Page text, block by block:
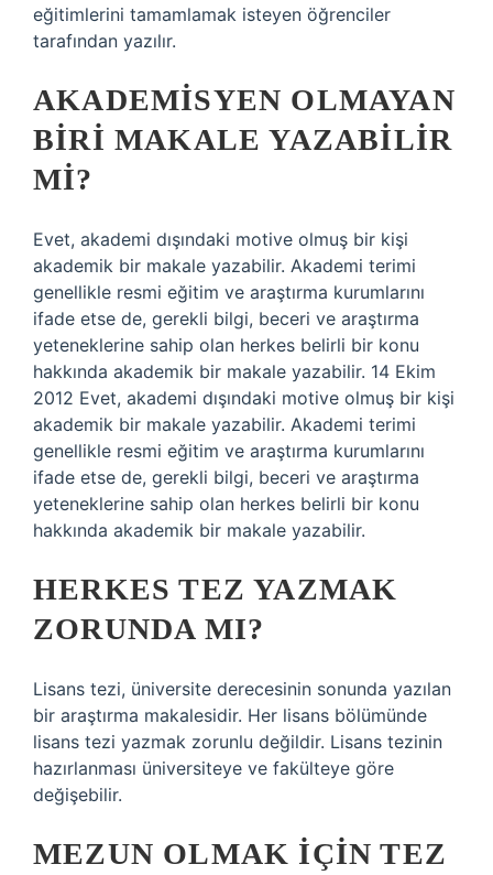
eğitimlerini tamamlamak isteyen öğrenciler
tarafından yazılır.
AKADEMISYEN OLMAYAN
BIRI MAKALE YAZABILIR
MI?
Evet, akademi dışındaki motive olmuş bir kişi
akademik bir makale yazabilir. Akademi terimi
genellikle resmi eğitim ve araştırma kurumlarını
ifade etse de, gerekli bilgi, beceri ve araştırma
yeteneklerine sahip olan herkes belirli bir konu
hakkında akademik bir makale yazabilir. 14 Ekim
2012 Evet, akademi dışındaki motive olmuş bir kişi
akademik bir makale yazabilir. Akademi terimi
genellikle resmi eğitim ve araştırma kurumlarını
ifade etse de, gerekli bilgi, beceri ve araştırma
yeteneklerine sahip olan herkes belirli bir konu
hakkında akademik bir makale yazabilir.
HERKES TEZ YAZMAK
ZORUNDA MI?
Lisans tezi, üniversite derecesinin sonunda yazılan
bir araştırma makalesidir. Her lisans bölümünde
lisans tezi yazmak zorunlu değildir. Lisans tezinin
hazırlanması üniversiteye ve fakülteye göre
değişebilir.
MEZUN OLMAK IÇIN TEZ